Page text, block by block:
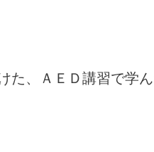
た、ＡＥＤ講習で学ん